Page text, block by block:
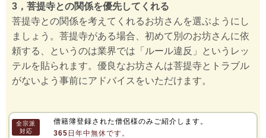
3，菩提寺との関係を優先してくれる
菩提寺との関係を考えてくれるお坊さんを選ぶようにし
ましょう。菩提寺がある場合、初めて別のお坊さんに依
頼する、というのは業界では「ルール違反」というレッ
テルを貼られます。優良なお坊さんは菩提寺とトラブル
がないよう事前にアドバイスをいただけます。
全宗派
対応
僧籍簿登録された僧侶様のみご紹介します。
365日年中無休です。